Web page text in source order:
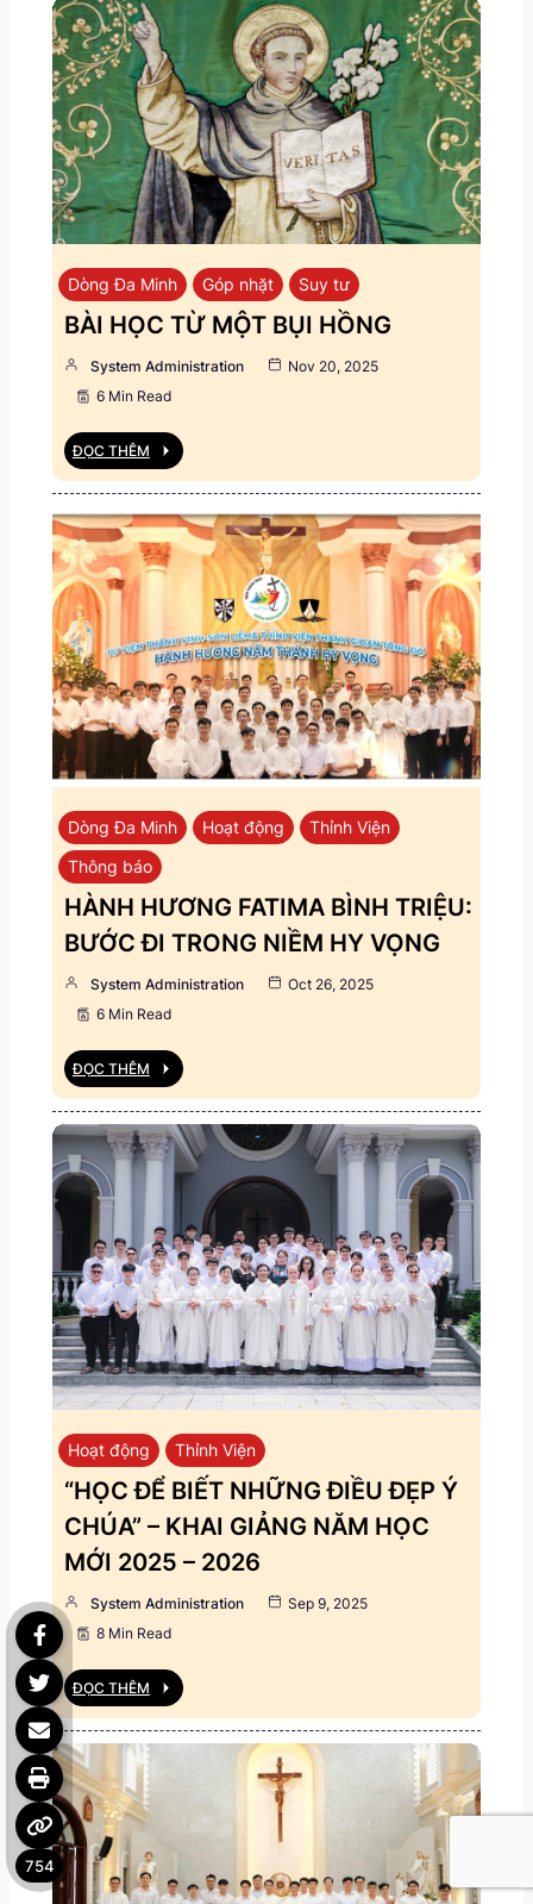
Dòng Đa Minh Góp nhặt Suy tư
BÀI HỌC TỪ MỘT BỤI HỒNG
System Administration
Nov 20, 2025
6 Min Read
ĐỌC THÊM
Dòng Đa Minh Hoạt động
Thỉnh Viện
Thông báo
HÀNH HƯƠNG FATIMA BÌNH TRIỆU:
BƯỚC ĐI TRONG NIỀM HY VỌNG
System Administration
Oct 26, 2025
6 Min Read
ĐỌC THÊM
Hoạt động Thỉnh Viện
“HỌC ĐỂ BIẾT NHỮNG ĐIỀU ĐẸP Ý
CHÚA” – KHAI GIẢNG NĂM HỌC
MỚI 2025 – 2026
System Administration
Sep 9, 2025
8 Min Read
ĐỌC THÊM
754